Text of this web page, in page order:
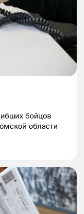
бойцов
области